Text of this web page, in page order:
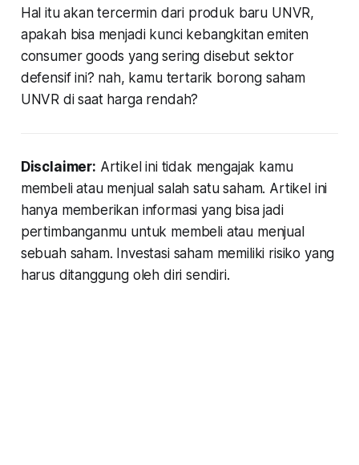
Hal itu akan tercermin dari produk baru UNVR,
apakah bisa menjadi kunci kebangkitan emiten
consumer goods yang sering disebut sektor
defensif ini? nah, kamu tertarik borong saham
UNVR di saat harga rendah?
Disclaimer: Artikel ini tidak mengajak kamu
membeli atau menjual salah satu saham. Artikel ini
hanya memberikan informasi yang bisa jadi
pertimbanganmu untuk membeli atau menjual
sebuah saham. Investasi saham memiliki risiko yang
harus ditanggung oleh diri sendiri.